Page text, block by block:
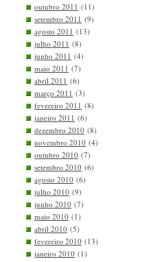
outubro 2011 (11)
setembro 2011 (9)
agosto 2011 (13)
julho 2011 (8)
junho 2011 (4)
maio 2011 (7)
abril 2011 (6)
março 2011 (3)
fevereiro 2011 (8)
janeiro 2011 (6)
dezembro 2010 (8)
novembro 2010 (4)
outubro 2010 (7)
setembro 2010 (6)
agosto 2010 (6)
julho 2010 (9)
junho 2010 (7)
maio 2010 (1)
abril 2010 (5)
fevereiro 2010 (13)
janeiro 2010 (1)